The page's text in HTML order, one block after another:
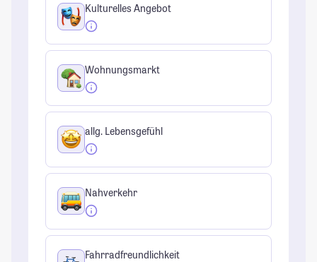
Kulturelles Angebot
Wohnungsmarkt
allg. Lebensgefühl
Nahverkehr
Fahrradfreundlichkeit